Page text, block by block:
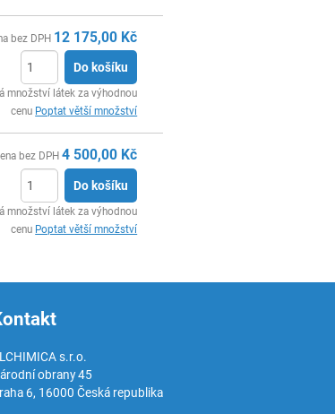
bez DPH 12 175,00 Kč
Do košíku
množství látek za výhodnou
cenu Poptat větší množství
bez DPH 4 500,00 Kč
Do košíku
množství látek za výhodnou
cenu Poptat větší množství
s.r.o.
obrany 45
6, 16000 Česká republika